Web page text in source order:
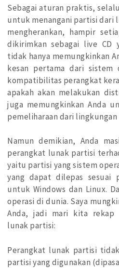
Sebagai aturan praktis,
untuk menangani partisi dari
mengherankan, hampir
dikirimkan sebagai live CD
tidak hanya memungkinkan
kesan pertama dari sistem
kompatibilitas perangkat
apakah akan melakukan
juga memungkinkan Anda
pemeliharaan dari lingkungan
Namun demikian, Anda
perangkat lunak partisi
yaitu partisi yang sistem
yang dapat dilepas sesuai
untuk Windows dan Linux.
operasi di dunia. Saya
Anda, jadi mari kita rekap
lunak partisi:
Perangkat lunak partisi
partisi yang digunakan